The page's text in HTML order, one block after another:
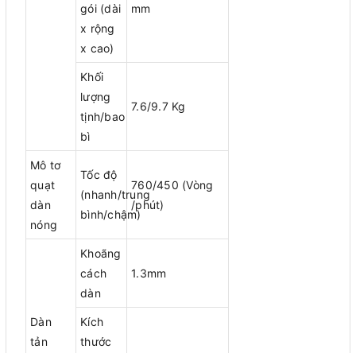
gói (dài
x rộng
x cao)
mm
Khối
lượng
tịnh/bao
bì
7.6/9.7 Kg
Mô tơ
quạt
dàn
nóng
Tốc độ
(nhanh/trung
bình/chậm)
760/450 (Vòng
/phút)
Dàn
tản
Khoãng
cách
dàn
1.3mm
Kích
thước